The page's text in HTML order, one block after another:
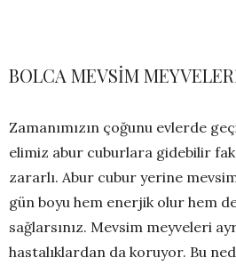
BOLCA MEVSİM
Zamanımızın çoğunu evlerde
elimiz abur cuburlara gidebilir
zararlı. Abur cubur yerine
gün boyu hem enerjik olur hem de
sağlarsınız. Mevsim meyveleri
hastalıklardan da koruyor. Bu